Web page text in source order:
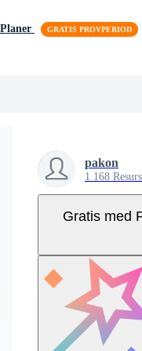
Planer
pakon
1 168
Gratis med